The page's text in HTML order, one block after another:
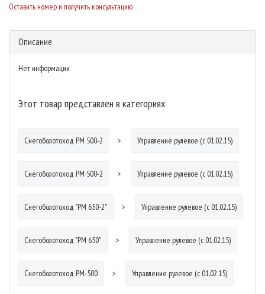
Оставить номер и получить консультацию
Описание
Нет информации
Этот товар представлен в категориях
Снегоболотоход РМ 500-2 Управление рулевое (с 01.02.15)
Снегоболотоход РМ 500-2 Управление рулевое (с 01.02.15)
Снегоболотоход "РМ 650-2" Управление рулевое (с 01.02.15)
Снегоболотоход "РМ 650" Управление рулевое (с 01.02.15)
Снегоболотоход РМ-500 Управление рулевое (с 01.02.15)